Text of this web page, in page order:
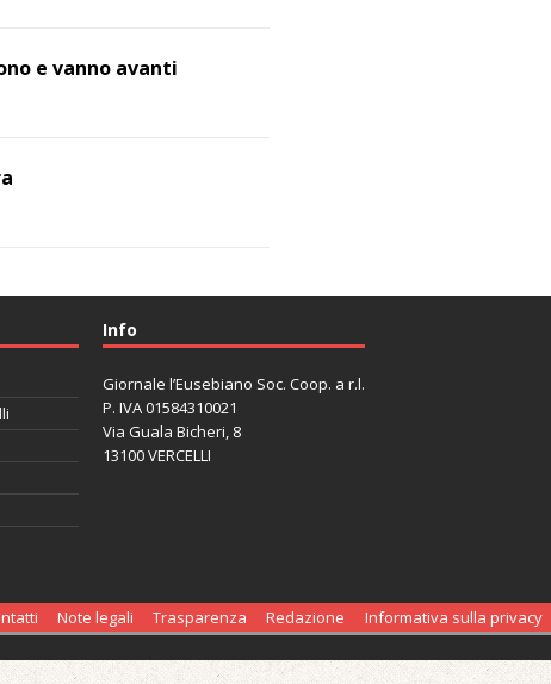
e vanno avanti
Info
Giornale l’Eusebiano Soc. Coop. a r.l.
P. IVA 01584310021
Via Guala Bicheri, 8
13100 VERCELLI
Note legali Trasparenza Redazione Informativa sulla privacy